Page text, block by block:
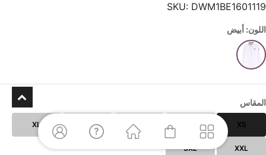
SKU: DWM1BE1601119
اللون: أبيض
المقاس
XS
M
XL
XXL
3XL